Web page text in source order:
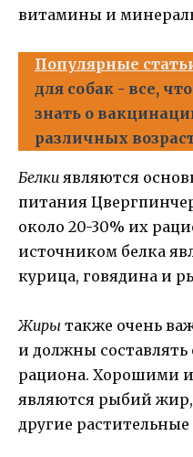
витамины и
Популярные
для собак - все,
знать о
различных
Белки являются
питания
около 20-30% их
источником белка
курица, говядина и
Жиры также очень
и должны составлять
рациона. Хорошими
являются рыбий жир,
другие растительные